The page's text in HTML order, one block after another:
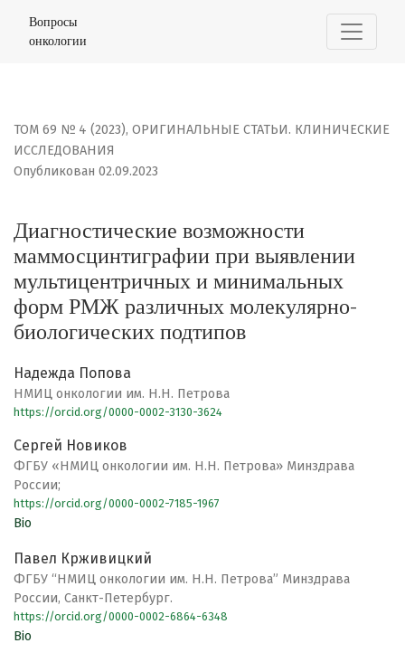
Диагностические возможности
Вопросы
онкологии
ТОМ 69 № 4 (2023), ОРИГИНАЛЬНЫЕ СТАТЬИ. КЛИНИЧЕСКИЕ
ИССЛЕДОВАНИЯ
Диагностические возможности
маммосцинтиграфии при выявлении
мультицентричных и минимальных
форм РМЖ различных молекулярно-
биологических подтипов
Опубликован 02.09.2023
Надежда Попова
НМИЦ онкологии им. Н.Н. Петрова
https://orcid.org/0000-0002-3130-3624
Сергей Новиков
ФГБУ «НМИЦ онкологии им. Н.Н. Петрова» Минздрава
России;
https://orcid.org/0000-0002-7185-1967
Bio
Павел Крживицкий
ФГБУ “НМИЦ онкологии им. Н.Н. Петрова” Минздрава
России, Санкт-Петербург.
https://orcid.org/0000-0002-6864-6348
Bio